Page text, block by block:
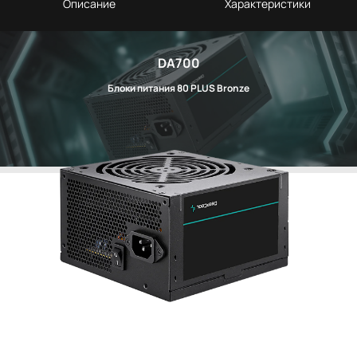
Описание Характеристики
DA700
Блоки питания 80 PLUS Bronze